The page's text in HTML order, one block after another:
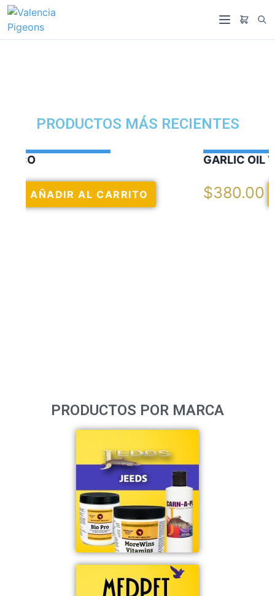
PRODUCTOS MÁS RECIENTES
$380.00 AÑADIR AL CARRITO
PRODUCTOS POR MARCA